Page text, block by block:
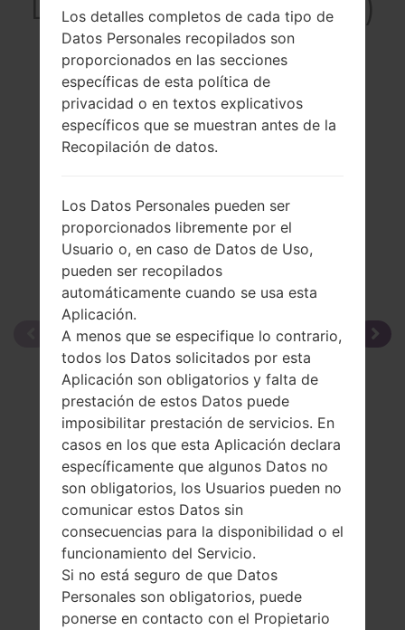
akaLG Gizmo Pal 2
Comparar
Los detalles completos de cada tipo de
Datos Personales recopilados son
proporcionados en las secciones
específicas de esta política de
privacidad o en textos explicativos
específicos que se muestran antes de la
Recopilación de datos.
Los Datos Personales pueden ser
proporcionados libremente por el
Usuario o, en caso de Datos de Uso,
pueden ser recopilados
automáticamente cuando se usa esta
Aplicación.
A menos que se especifique lo contrario,
todos los Datos solicitados por esta
Aplicación son obligatorios y falta de
prestación de estos Datos puede
imposibilitar prestación de servicios. En
casos en los que esta Aplicación declara
específicamente que algunos Datos no
son obligatorios, los Usuarios pueden no
comunicar estos Datos sin
consecuencias para la disponibilidad o el
funcionamiento del Servicio.
Si no está seguro de que Datos
Personales son obligatorios, puede
ponerse en contacto con el Propietario